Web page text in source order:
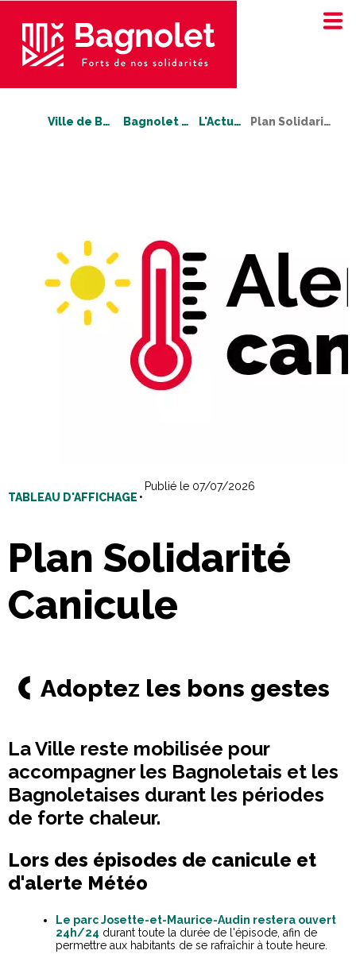
Ville de Bagnolet Bagnolet bouge ! L'Actualité Plan Solidarité Canicule
TABLEAU D'AFFICHAGE •
Publié le 07/07/2026
Plan Solidarité
Canicule
Adoptez les bons gestes
La Ville reste mobilisée pour
accompagner les Bagnoletais et les
Bagnoletaises durant les périodes
de forte chaleur.
Lors des épisodes de canicule et
d'alerte Météo
Le parc Josette-et-Maurice-Audin restera ouvert
24h/24 durant toute la durée de l'épisode, afin de
permettre aux habitants de se rafraîchir à toute heure.